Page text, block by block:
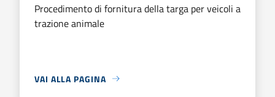
Procedimento di fornitura della targa per veicoli a
trazione animale
VAI ALLA PAGINA